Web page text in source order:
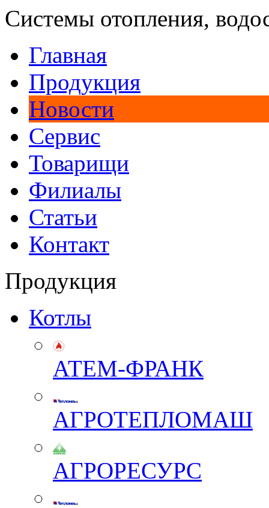
Системы отопления,
Главная
Продукция
Новости
Сервис
Товарищи
Филиалы
Статьи
Контакт
Продукция
Котлы
АТЕМ-ФРАНК
АГРОТЕПЛОМАШ
АГРОРЕСУРС